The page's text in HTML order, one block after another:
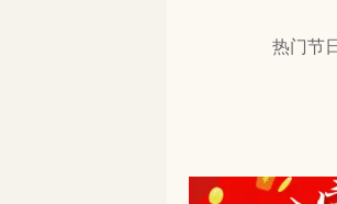
热门节